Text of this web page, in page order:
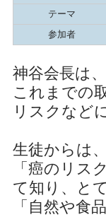
テーマ
参加者
神谷会長は
これまでの
リスクなど
生徒からは
「癌のリス
て知り、と
「自然や食